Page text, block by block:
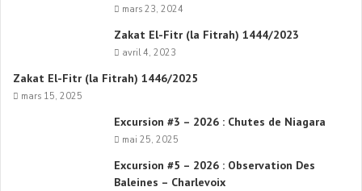
mars 23, 2024
Zakat El-Fitr (la Fitrah) 1444/2023
avril 4, 2023
Zakat El-Fitr (la Fitrah) 1446/2025
mars 15, 2025
Excursion #3 – 2026 : Chutes de Niagara
mai 25, 2025
Excursion #5 – 2026 : Observation Des
Baleines – Charlevoix